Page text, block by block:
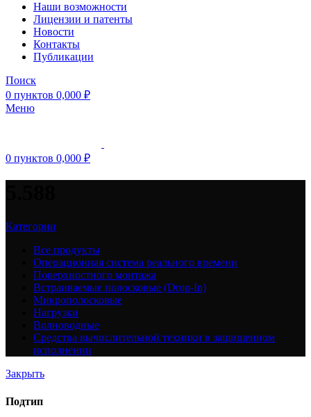
Наши возможности
Лицензии и патенты
Новости
Контакты
Публикации
Поиск
0 пунктов 0,000 ₽
Меню
0 пунктов 0,000 ₽
Категории
Все продукты
Операционная система реального времени
Поверхностного монтажа
Встраиваемые полосковые (Drop-In)
Микрополосковые
Нагрузки
Волноводные
Средства вычислительной техники в защищенном
исполнении
Закрыть
Подтип